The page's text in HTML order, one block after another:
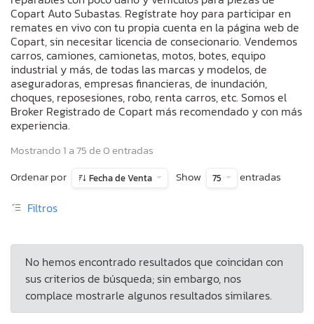
Copart Auto Subastas. Regístrate hoy para participar en
remates en vivo con tu propia cuenta en la página web de
Copart, sin necesitar licencia de consecionario. Vendemos
carros, camiones, camionetas, motos, botes, equipo
industrial y más, de todas las marcas y modelos, de
aseguradoras, empresas financieras, de inundación,
choques, reposesiones, robo, renta carros, etc. Somos el
Broker Registrado de Copart más recomendado y con más
experiencia.
Mostrando 1 a 75 de 0 entradas
Ordenar por
Fecha de Venta Show 75 entradas
Filtros
No hemos encontrado resultados que coincidan con
sus criterios de búsqueda; sin embargo, nos
complace mostrarle algunos resultados similares.